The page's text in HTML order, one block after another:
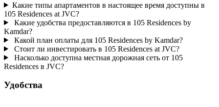
Какие типы апартаментов в настоящее время доступны в
105 Residences at JVC?
Какие удобства предоставляются в 105 Residences by
Kamdar?
Какой план оплаты для 105 Residences by Kamdar?
Стоит ли инвестировать в 105 Residences at JVC?
Насколько доступна местная дорожная сеть от 105
Residences в JVC?
Удобства